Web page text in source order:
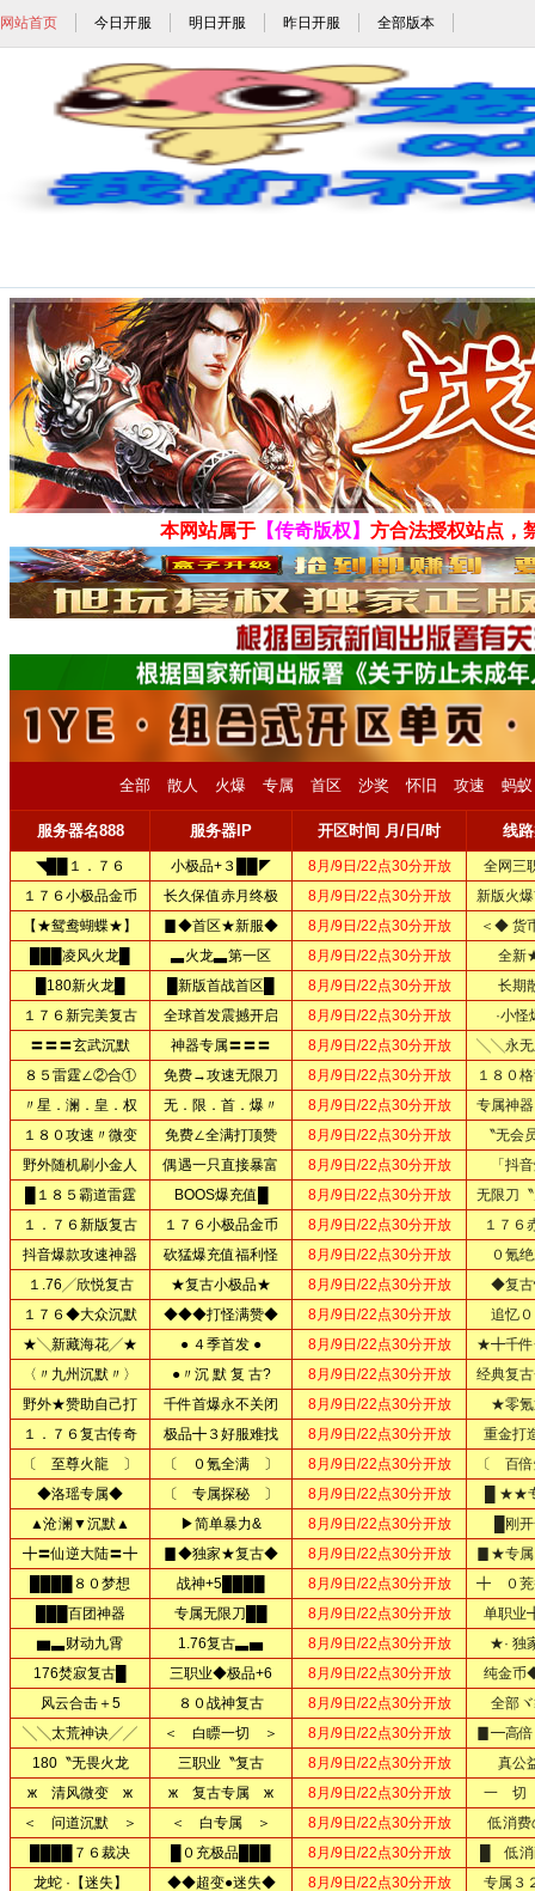
网站首页 今日开服 明日开服 昨日开服 全部版本